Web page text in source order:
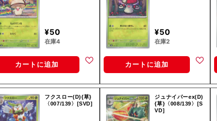
¥50
在庫4
カートに追加
¥50
在庫2
カートに追加
フクスロー(D){草}
〈007/139〉[SVD]
ジュナイパーex(D)
{草}〈008/139〉[S
VD]